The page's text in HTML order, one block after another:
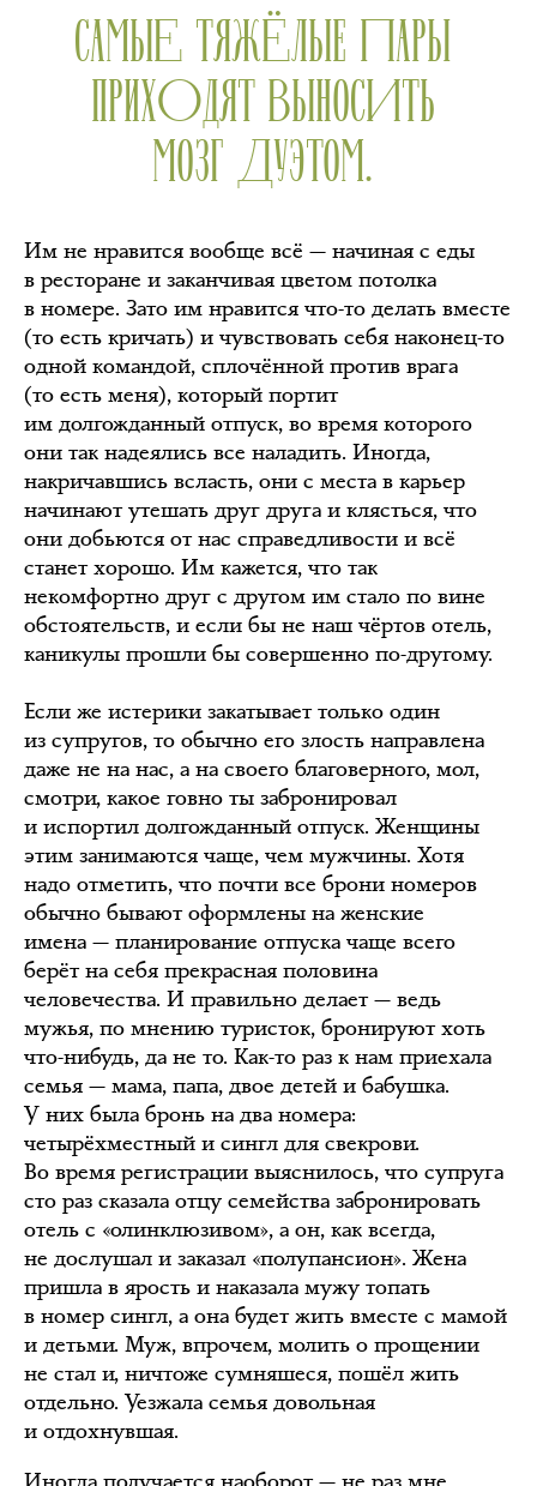
САМЫЕ ТЯЖЁЛЫЕ ПАРЫ
ПРИХОДЯТ ВЫНОСИТЬ
МОЗГ ДУЭТОМ.
Им не нравится вообще всё — начиная с еды
в ресторане и заканчивая цветом потолка
в номере. Зато им нравится что-то делать вместе
(то есть кричать) и чувствовать себя наконец-то
одной командой, сплочённой против врага
(то есть меня), который портит
им долгожданный отпуск, во время которого
они так надеялись все наладить. Иногда,
накричавшись всласть, они с места в карьер
начинают утешать друг друга и клясться, что
они добьются от нас справедливости и всё
станет хорошо. Им кажется, что так
некомфортно друг с другом им стало по вине
обстоятельств, и если бы не наш чёртов отель,
каникулы прошли бы совершенно по-другому.
Если же истерики закатывает только один
из супругов, то обычно его злость направлена
даже не на нас, а на своего благоверного, мол,
смотри, какое говно ты забронировал
и испортил долгожданный отпуск. Женщины
этим занимаются чаще, чем мужчины. Хотя
надо отметить, что почти все брони номеров
обычно бывают оформлены на женские
имена — планирование отпуска чаще всего
берёт на себя прекрасная половина
человечества. И правильно делает — ведь
мужья, по мнению туристок, бронируют хоть
что-нибудь, да не то. Как-то раз к нам приехала
семья — мама, папа, двое детей и бабушка.
У них была бронь на два номера:
четырёхместный и сингл для свекрови.
Во время регистрации выяснилось, что супруга
сто раз сказала отцу семейства забронировать
отель с «олинклюзивом», а он, как всегда,
не дослушал и заказал «полупансион». Жена
пришла в ярость и наказала мужу топать
в номер сингл, а она будет жить вместе с мамой
и детьми. Муж, впрочем, молить о прощении
не стал и, ничтоже сумняшеся, пошёл жить
отдельно. Уезжала семья довольная
и отдохнувшая.